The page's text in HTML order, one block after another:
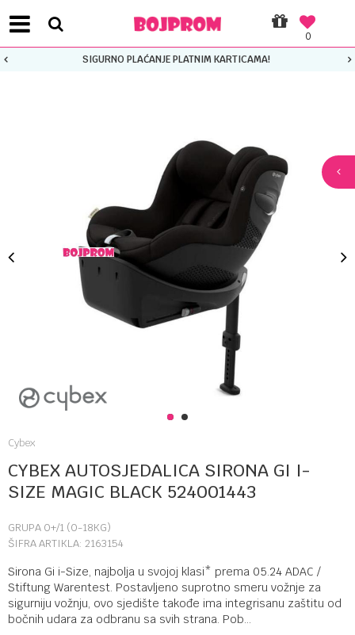
0
SIGURNO PLAĆANJE PLATNIM KARTICAMA!
1 2
Cybex
CYBEX AUTOSJEDALICA SIRONA GI I-
SIZE MAGIC BLACK 524001443
GRUPA 0+/1 (0-18KG)
ŠIFRA ARTIKLA: 2163154
Sirona Gi i-Size, najbolja u svojoj klasi* prema 05.24 ADAC /
Stiftung Warentest. Postavljeno suprotno smeru vožnje za
sigurniju vožnju, ovo sjedište takođe ima integrisanu zaštitu od
bočnih udara za odbranu sa svih strana. Pob...